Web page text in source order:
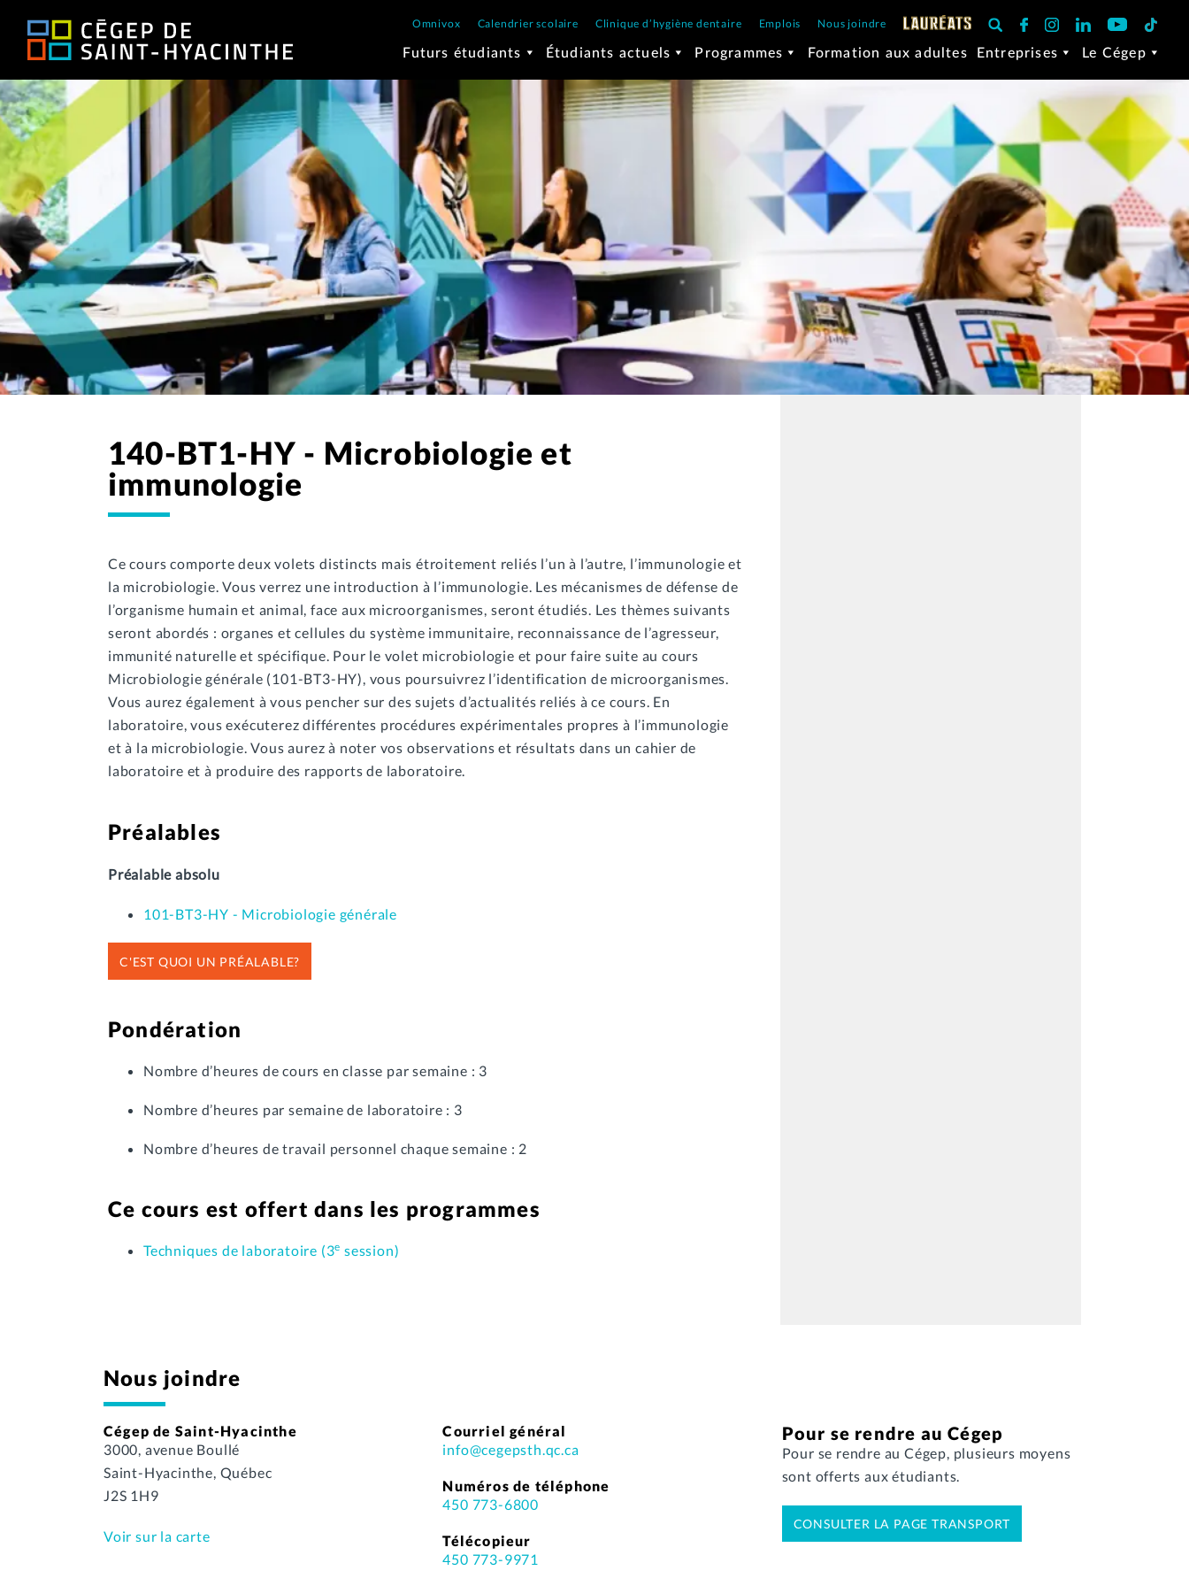
Omnivox Calendrier scolaire Clinique d’hygiène dentaire Emplois Nous joindre
Futurs étudiants Étudiants actuels Programmes Formation aux adultes Entreprises Le Cégep
140-BT1-HY - Microbiologie et
immunologie
Ce cours comporte deux volets distincts mais étroitement reliés l’un à l’autre, l’immunologie et
la microbiologie. Vous verrez une introduction à l’immunologie. Les mécanismes de défense de
l’organisme humain et animal, face aux microorganismes, seront étudiés. Les thèmes suivants
seront abordés : organes et cellules du système immunitaire, reconnaissance de l’agresseur,
immunité naturelle et spécifique. Pour le volet microbiologie et pour faire suite au cours
Microbiologie générale (101-BT3-HY), vous poursuivrez l’identification de microorganismes.
Vous aurez également à vous pencher sur des sujets d’actualités reliés à ce cours. En
laboratoire, vous exécuterez différentes procédures expérimentales propres à l’immunologie
et à la microbiologie. Vous aurez à noter vos observations et résultats dans un cahier de
laboratoire et à produire des rapports de laboratoire.
Préalables
Préalable absolu
101-BT3-HY - Microbiologie générale
C'EST QUOI UN PRÉALABLE?
Pondération
Nombre d’heures de cours en classe par semaine : 3
Nombre d’heures par semaine de laboratoire : 3
Nombre d’heures de travail personnel chaque semaine : 2
Ce cours est offert dans les programmes
Techniques de laboratoire (3e session)
Nous joindre
Cégep de Saint-Hyacinthe
3000, avenue Boullé
Saint-Hyacinthe, Québec
J2S 1H9
Voir sur la carte
Courriel général
info@cegepsth.qc.ca
Numéros de téléphone
450 773-6800
Télécopieur
450 773-9971
Pour se rendre au Cégep
Pour se rendre au Cégep, plusieurs moyens
sont offerts aux étudiants.
CONSULTER LA PAGE TRANSPORT